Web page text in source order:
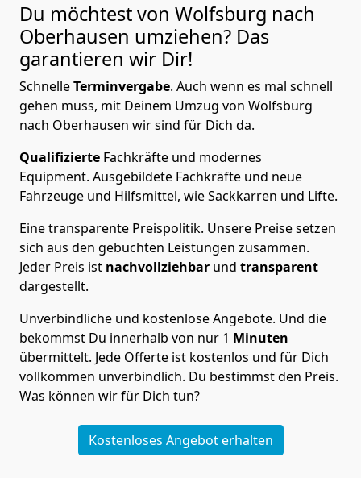
Du möchtest von Wolfsburg nach
Oberhausen umziehen? Das
garantieren wir Dir!
SchnelleTerminvergabe. Auch wenn es mal schnell
gehen muss, mit Deinem Umzug von Wolfsburg
nach Oberhausen wir sind für Dich da.
Qualifizierte Fachkräfte und modernes
Equipment. Ausgebildete Fachkräfte und neue
Fahrzeuge und Hilfsmittel, wie Sackkarren und Lifte.
Eine transparente Preispolitik. Unsere Preise setzen
sich aus den gebuchten Leistungen zusammen.
Jeder Preis ist nachvollziehbar und transparent
dargestellt.
Unverbindliche und kostenlose Angebote. Und die
bekommst Du innerhalb von nur 1 Minuten
übermittelt. Jede Offerte ist kostenlos und für Dich
vollkommen unverbindlich. Du bestimmst den Preis.
Was können wir für Dich tun?
Kostenloses Angebot erhalten